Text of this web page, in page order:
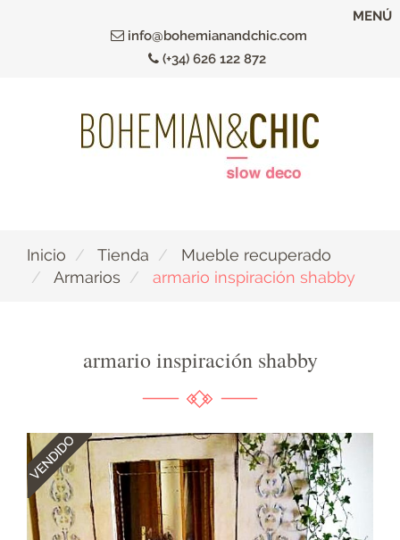
info@bohemianandchic.com
(+34) 626 122 872
MENÚ
Inicio Tienda
Mueble recuperado
Armarios
armario inspiración shabby
armario inspiración shabby